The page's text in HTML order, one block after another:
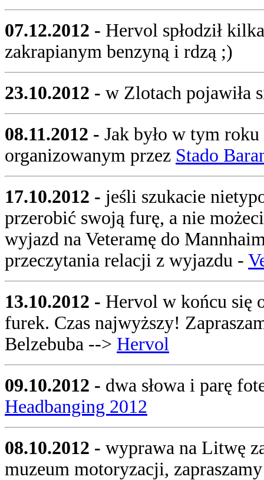
07.12.2012 - Hervol spłodził
zakrapianym benzyną i rdzą ;)
23.10.2012 - w Zlotach pojawiła
08.11.2012 - Jak było w tym
organizowanym przez Stado
17.10.2012 - jeśli szukacie
przerobić swoją furę, a nie
wyjazd na Veteramę do
przeczytania relacji z wyjazdu -
13.10.2012 - Hervol w końcu się
furek. Czas najwyższy!
Belzebuba --> Hervol
09.10.2012 - dwa słowa i parę
Headbanging 2012
08.10.2012 - wyprawa na Litwę
muzeum motoryzacji,